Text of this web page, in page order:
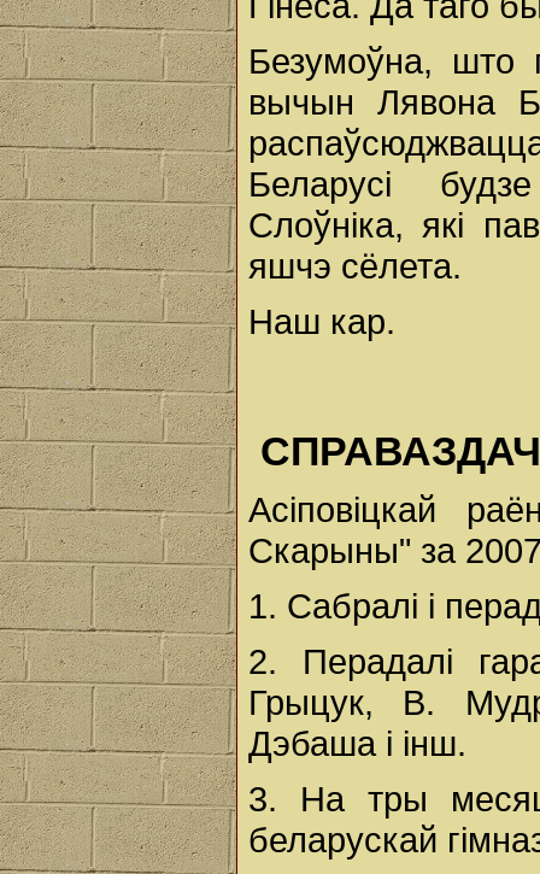
Безумоўна, што
вычын Лявона
Беларусі
Слоўніка, які
яшчэ сёлета.
Наш кар.
Асіповіцкай
Скарыны" за
1. Сабралі і
2. Перадалі
Грыцук, В.
Дэбаша і інш.
3. На тры
беларускай